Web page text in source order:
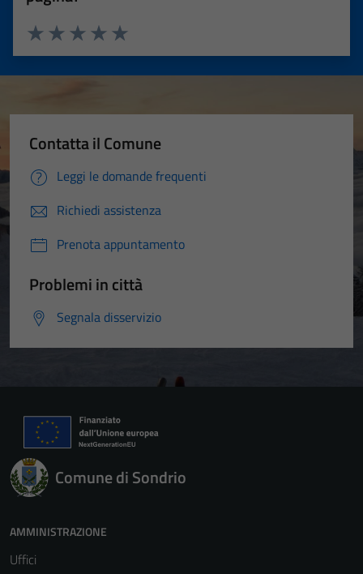
Valuta 5 stelle su 5
Valuta 4 stelle su 5
Valuta 3 stelle su 5
Valuta 2 stelle su 5
Valuta 1 stelle su 5
Contatta il Comune
Leggi le domande frequenti
Richiedi assistenza
Prenota appuntamento
Problemi in città
Segnala disservizio
Comune di Sondrio
AMMINISTRAZIONE
Uffici